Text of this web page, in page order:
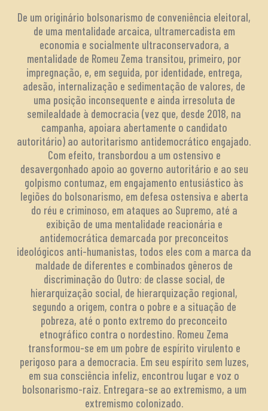
De um originário bolsonarismo de conveniência eleitoral,
de uma mentalidade arcaica, ultramercadista em
economia e socialmente ultraconservadora, a
mentalidade de Romeu Zema transitou, primeiro, por
impregnação, e, em seguida, por identidade, entrega,
adesão, internalização e sedimentação de valores, de
uma posição inconsequente e ainda irresoluta de
semilealdade à democracia (vez que, desde 2018, na
campanha, apoiara abertamente o candidato
autoritário) ao autoritarismo antidemocrático engajado.
Com efeito, transbordou a um ostensivo e
desavergonhado apoio ao governo autoritário e ao seu
golpismo contumaz, em engajamento entusiástico às
legiões do bolsonarismo, em defesa ostensiva e aberta
do réu e criminoso, em ataques ao Supremo, até a
exibição de uma mentalidade reacionária e
antidemocrática demarcada por preconceitos
ideológicos anti-humanistas, todos eles com a marca da
maldade de diferentes e combinados gêneros de
discriminação do Outro: de classe social, de
hierarquização social, de hierarquização regional,
segundo a origem, contra o pobre e a situação de
pobreza, até o ponto extremo do preconceito
etnográfico contra o nordestino. Romeu Zema
transformou-se em um pobre de espírito virulento e
perigoso para a democracia. Em seu espírito sem luzes,
em sua consciência infeliz, encontrou lugar e voz o
bolsonarismo-raiz. Entregara-se ao extremismo, a um
extremismo colonizado.